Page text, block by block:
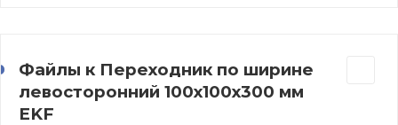
Файлы к Переходник по ширине
левосторонний 100х100х300 мм
EKF